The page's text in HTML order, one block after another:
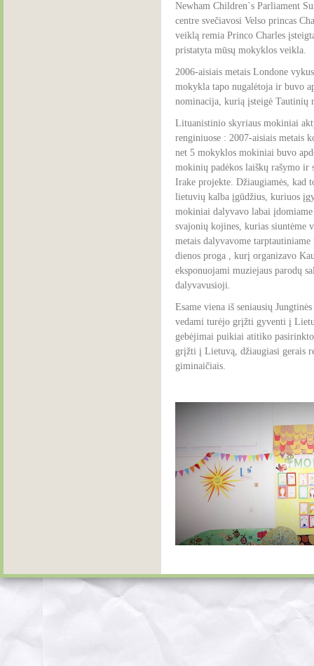
Newham Children`s Parliament
centre svečiavosi Velso princas
veiklą remia Princo Charles
pristatyta mūsų mokyklos veikla.
2006-aisiais metais Londone
mokykla tapo nugalėtoja ir buvo
nominacija, kurią įsteigė Tautinių
Lituanistinio skyriaus mokiniai
renginiuose : 2007-aisiais metais
net 5 mokyklos mokiniai buvo
mokinių padėkos laiškų rašymo ir
Irake projekte. Džiaugiamės, kad
lietuvių kalba įgūdžius, kuriuos
mokiniai dalyvavo labai
svajonių kojines, kurias siuntėme
metais dalyvavome
dienos proga , kurį organizavo
eksponuojami muziejaus parodų
dalyvavusioji.
Esame viena iš seniausių
vedami turėjo grįžti gyventi į
gebėjimai puikiai atitiko
grįžti į Lietuvą, džiaugiasi gerais
giminaičiais.